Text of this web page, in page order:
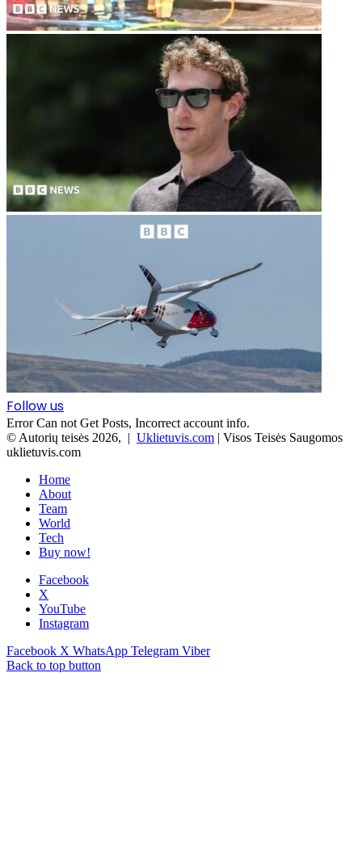
Follow us
Error Can not Get Posts, Incorrect account info.
© Autorių teisės 2026, | Uklietuvis.com | Visos Teisės Saugomos
uklietuvis.com
Home
About
Team
World
Tech
Buy now!
Facebook
X
YouTube
Instagram
Facebook X WhatsApp Telegram Viber
Back to top button